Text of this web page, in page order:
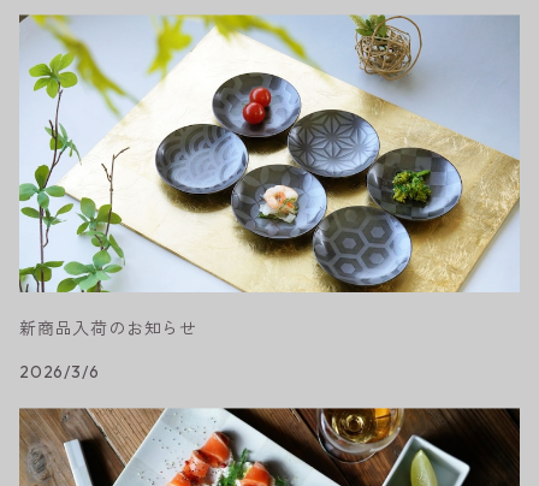
新商品入荷のお知らせ
2026/3/6